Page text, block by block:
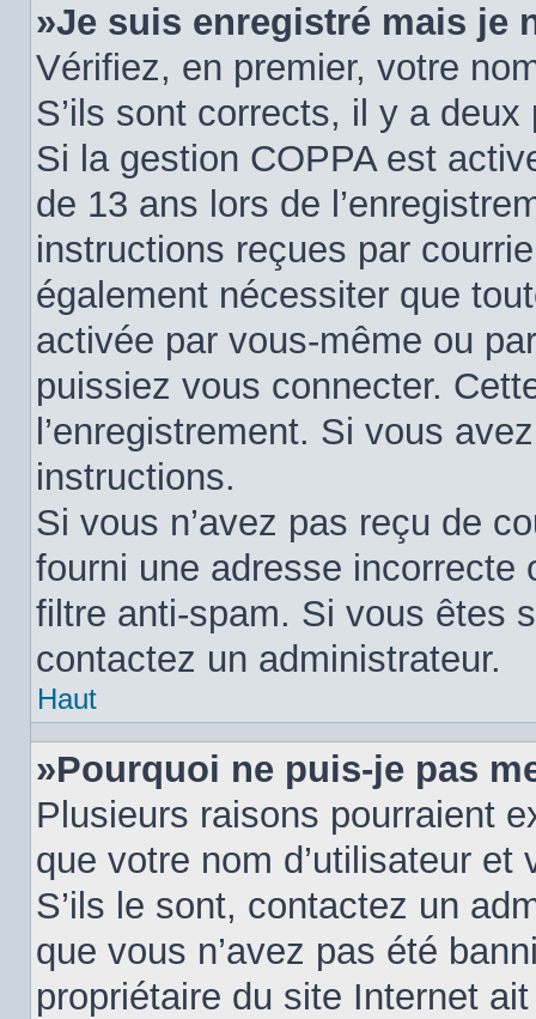
»Je suis enregistré mais je
Vérifiez, en premier, votre
S’ils sont corrects, il y a
Si la gestion COPPA est
de 13 ans lors de
instructions reçues par
également nécessiter que
activée par vous-même ou
puissiez vous connecter.
l’enregistrement. Si vous
instructions.
Si vous n’avez pas reçu de
fourni une adresse incorrecte
filtre anti-spam. Si vous êtes
contactez un administrateur.
Haut
»Pourquoi ne puis-je pas
Plusieurs raisons pourraient
que votre nom d’utilisateur
S’ils le sont, contactez un
que vous n’avez pas été
propriétaire du site Internet